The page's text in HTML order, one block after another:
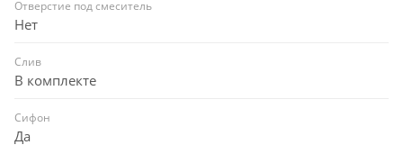
Отверстие под смеситель
Нет
Слив
В комплекте
Сифон
Да